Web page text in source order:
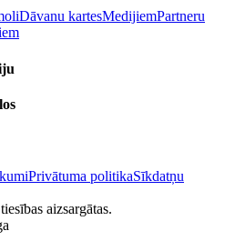
Dāvanu kartesMedijiemPartneru
Privātuma politikaSīkdatņu
aizsargātas.